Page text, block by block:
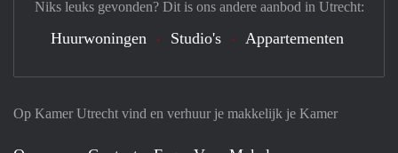
Op Kamer Utrecht vind en verhuur je makkelijk je Kamer
Niks leuks gevonden? Dit is ons andere aanbod in Utrecht:
Huurwoningen Studio's Appartementen